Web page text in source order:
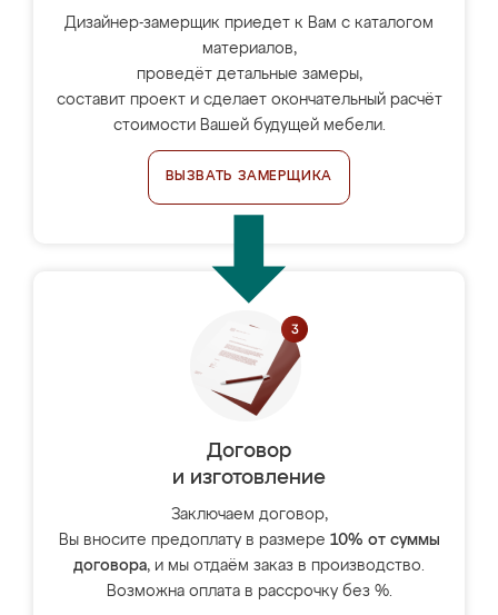
Дизайнер-замерщик приедет к Вам с каталогом
материалов,
проведёт детальные замеры,
составит проект и сделает окончательный расчёт
стоимости Вашей будущей мебели.
ВЫЗВАТЬ ЗАМЕРЩИКА
Договор
и изготовление
Заключаем договор,
Вы вносите предоплату в размере 10% от суммы
договора, и мы отдаём заказ в производство.
Возможна оплата в рассрочку без %.